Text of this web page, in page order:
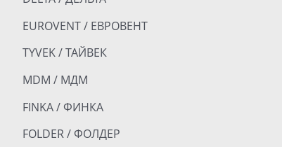
EUROVENT / ЕВРОВЕНТ
TYVEK / ТАЙВЕК
MDM / МДМ
FINKA / ФИНКА
FOLDER / ФОЛДЕР